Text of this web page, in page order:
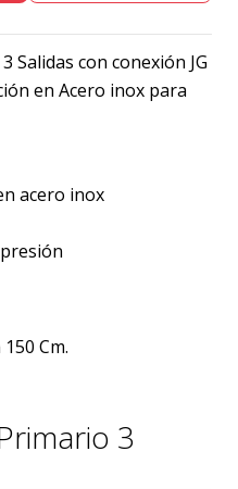
Salidas con conexión JG
en Acero inox para
acero inox
Cm.
3